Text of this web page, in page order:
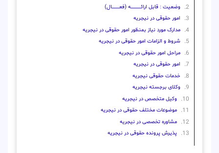
وضعیت : قابل ارائــــــــــــــــــــه (فعـــــــــــــــال)
امور حقوقی در نیجریه
مدارک مورد نیاز بمنظور امور حقوقی در نیجریه
شروط و الزامات امور حقوقی در نیجریه
مراحل امور حقوقی در نیجریه
امور حقوقی در نیجریه
خدمات حقوقی نیجریه
وکلای برجسته نیجریه
وکیل متخصص در نیجریه
موضوعات مختلف حقوقی در نیجریه
مشاوره تخصصی در نیجریه
پذیرش پرونده حقوقی در نیجریه